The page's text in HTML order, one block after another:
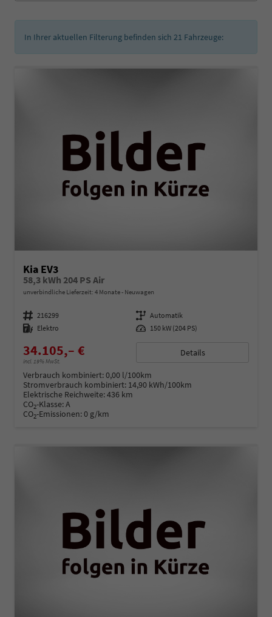
In Ihrer aktuellen Filterung befinden sich 21 Fahrzeuge:
Kia EV3
58,3 kWh 204 PS Air
unverbindliche Lieferzeit: 4 Monate Neuwagen
Fahrzeugnummer 216299 Getriebe Automatik
Kraftstoff Elektro Leistung 150 kW (204 PS)
34.105,– €
incl. 19% MwSt.
Details
Verbrauch kombiniert:0,00 l/100km
Stromverbrauch kombiniert: 14,90 kWh/100km
Elektrische Reichweite:436 km
CO2-Klasse:A
CO2-Emissionen:0 g/km